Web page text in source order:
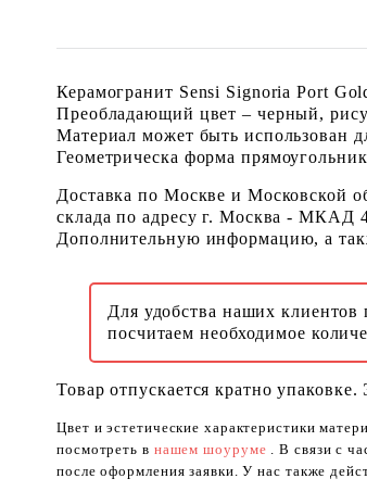
Керамогранит Sensi Signoria Port
Преобладающий цвет – черный,
Материал может быть использован
Геометрическа форма
Доставка по Москве и Московской
склада по адресу г. Москва - МКАД
Дополнительную информацию, а
Для удобства наших
посчитаем необходимое
Товар отпускается кратно
Цвет и эстетические характеристики
посмотреть в нашем шоуруме . В связи с
после оформления заявки. У нас также